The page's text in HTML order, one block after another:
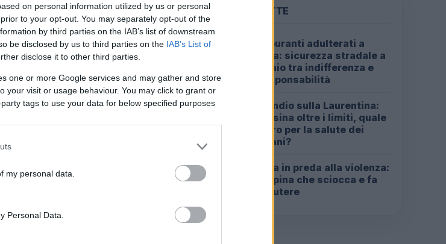
on personal information utilized by us or personal
to your opt-out. You may separately opt-out of the
by third parties on the IAB’s list of downstream
be disclosed by us to third parties on the IAB’s List of
disclose it to other third parties.
one or more Google services and may gather and store
your visit or usage behaviour. You may click to grant or
tags to use your data for below specified purposes
my personal data.
Personal Data.
PIÙ LETTE
Carburanti adulterati a
Roma: sicurezza stradale a
rischio tra indifferenza e
irresponsabilità
Incendio sulla Laurentina:
diossina oltre i limiti, quale
futuro per la salute dei
romani?
Roma in preda alla violenza:
la rapina che sciocca e fa
discutere